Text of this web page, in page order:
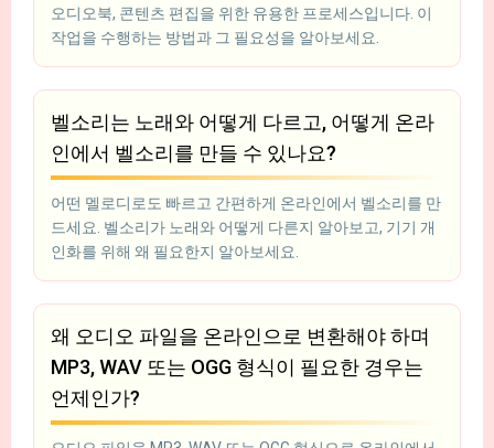
오디오북, 콘텐츠 편집을 위한 유용한 프로세스입니다. 이
작업을 수행하는 방법과 그 필요성을 알아보세요.
벨소리는 노래와 어떻게 다르고, 어떻게 온라
인에서 벨소리를 만들 수 있나요?
어떤 멜로디로도 빠르고 간편하게 온라인에서 벨소리를 만
드세요. 벨소리가 노래와 어떻게 다른지 알아보고, 기기 개
인화를 위해 왜 필요한지 알아보세요.
왜 오디오 파일을 온라인으로 변환해야 하며
MP3, WAV 또는 OGG 형식이 필요한 경우는
언제인가?